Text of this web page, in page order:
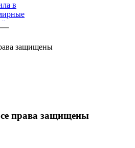
в
чаще
защищены
права защищены